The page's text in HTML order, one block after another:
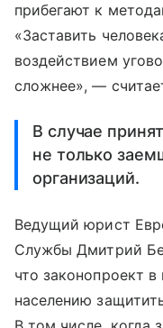
прибегают к
«Заставить
воздействием
сложнее», —
В случае
не только
организаций.
Ведущий юрист
Службы Дмитрий
что законопроект
населению